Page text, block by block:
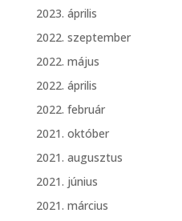
2023. április
2022. szeptember
2022. május
2022. április
2022. február
2021. október
2021. augusztus
2021. június
2021. március